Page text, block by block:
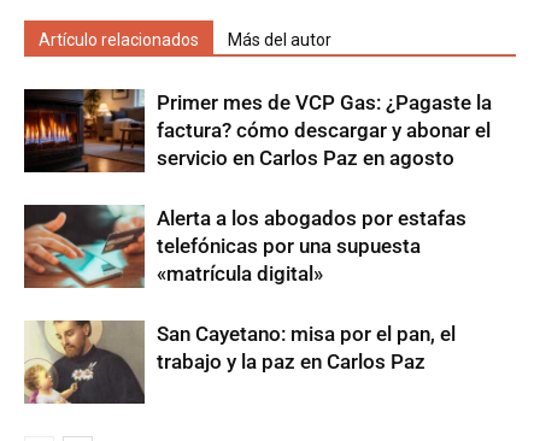
Artículo relacionados Más del autor
Primer mes de VCP Gas: ¿Pagaste la
factura? cómo descargar y abonar el
servicio en Carlos Paz en agosto
Alerta a los abogados por estafas
telefónicas por una supuesta
«matrícula digital»
San Cayetano: misa por el pan, el
trabajo y la paz en Carlos Paz